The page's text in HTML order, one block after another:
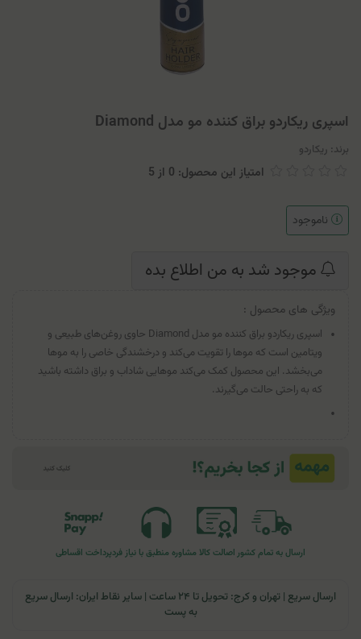
اسپری ریکاردو براق کننده مو مدل Diamond
برند: ریکاردو
امتیاز این محصول: 0 از 5
ناموجود
موجود شد به من اطلاع بده
ویژگی های محصول :
اسپری ریکاردو براق کننده مو مدل Diamond حاوی روغن‌های طبیعی و
ویتامین است که موها را تقویت می‌کند و درخشندگی خاصی را به موها
می‌بخشد. این محصول کمک می‌کند موهایی شاداب و براق داشته باشید
که به راحتی حالت می‌گیرند.
ارسال به تمام کشوراصالت کالا مشاوره منطبق با نیاز فردپرداخت اقساطی
ارسال سریع | تهران و کرج: تحویل تا ۲۴ ساعت | سایر نقاط ایران: ارسال سریع
به پست